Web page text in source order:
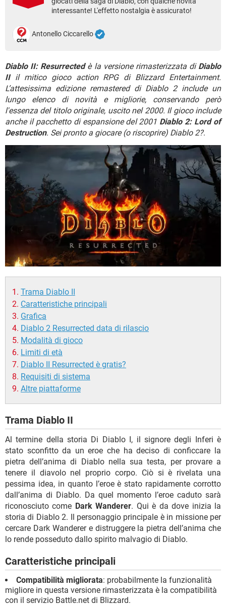
TIKTOK FACEBOOK
interessante! L'effetto nostalgia è assicurato!
Antonello Ciccarello
Diablo II: Resurrectedè la versione rimasterizzata di Diablo
IIil mitico gioco action RPG di Blizzard Entertainment.
L’attesissima edizione remastered di Diablo 2 include un
lungo elenco di novità e migliorie, conservando però
l'essenza del titolo originale, uscito nel 2000. Il gioco include
anche il pacchetto di espansione del 2001 Diablo 2: Lord of
Destruction. Sei pronto a giocare (o riscoprire) Diablo 2?.
Trama Diablo II
Caratteristiche principali
Grafica
Diablo 2 Resurrected data di rilascio
Modalità di gioco
Limiti di età
Diablo II Resurrected è gratis?
Requisiti di sistema
Altre piattaforme
Trama Diablo II
Al termine della storia Di Diablo I, il signore degli Inferi è
stato sconfitto da un eroe che ha deciso di conficcare la
pietra dell’anima di Diablo nella sua testa, per provare a
tenere il diavolo nel proprio corpo. Ciò si è rivelata una
pessima idea, in quanto l’eroe è stato rapidamente corrotto
dall’anima di Diablo. Da quel momento l’eroe caduto sarà
riconosciuto come Dark Wanderer. Qui è da dove inizia la
storia di Diablo 2. Il personaggio principale è in missione per
cercare Dark Wanderer e distruggere la pietra dell’anima che
lo rende posseduto dallo spirito malvagio di Diablo.
Caratteristiche principali
Compatibilità migliorata: probabilmente la funzionalità
migliore in questa versione rimasterizzata è la compatibilità
con il servizio Battle.net di Blizzard.